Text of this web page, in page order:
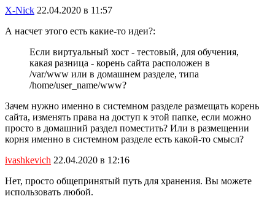
X-Nick 22.04.2020 в 11:57
А насчет этого есть какие-то идеи?:
Если виртуальный хост - тестовый, для обучения,
какая разница - корень сайта расположен в
/var/www или в домашнем разделе, типа
/home/user_name/www?
Зачем нужно именно в системном разделе размещать корень
сайта, изменять права на доступ к этой папке, если можно
просто в домашний раздел поместить? Или в размещении
корня именно в системном разделе есть какой-то смысл?
ivashkevich 22.04.2020 в 12:16
Нет, просто общепринятый путь для хранения. Вы можете
использовать любой.